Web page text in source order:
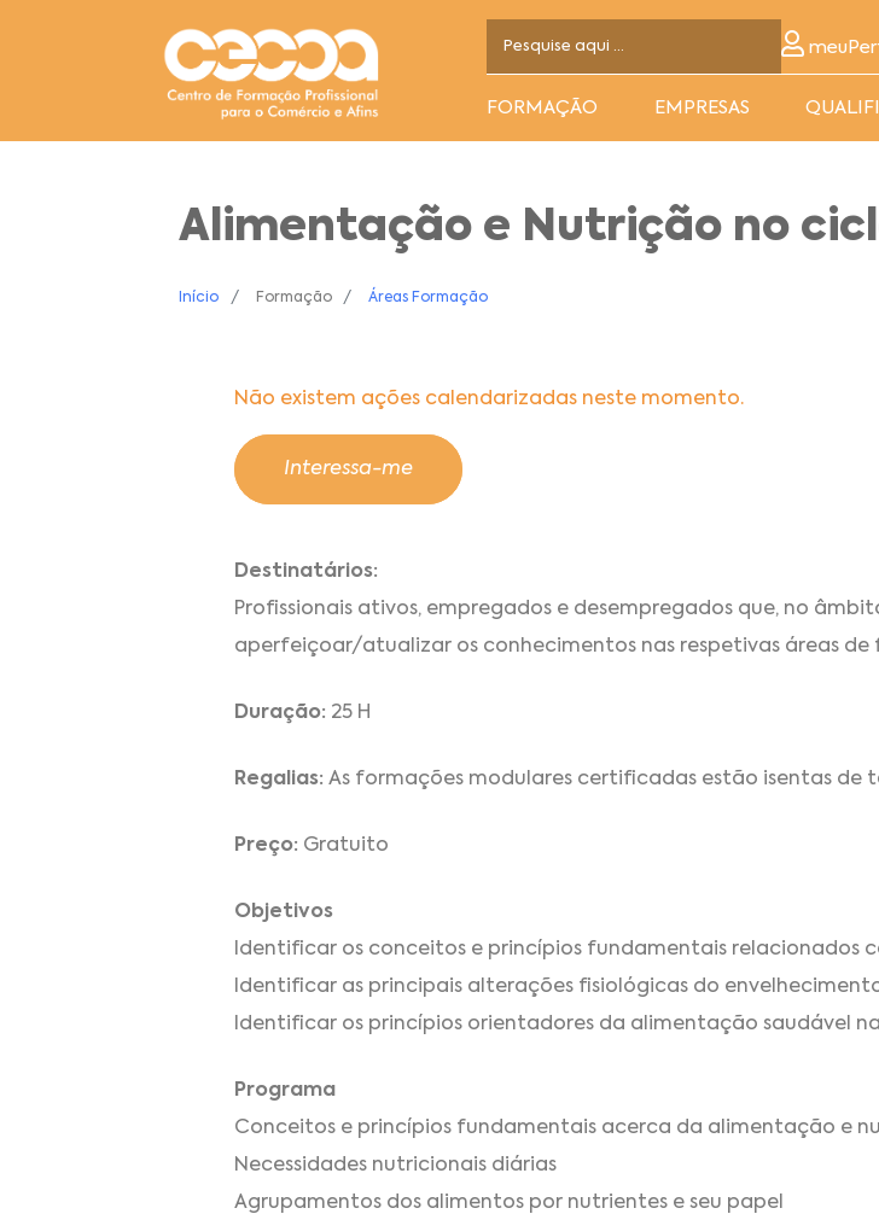
FORMAÇÃO EMPRESAS
Alimentação e Nutrição no
Início Formação Áreas Formação
Não existem ações calendarizadas neste momento.
Interessa-me
Destinatários:
Profissionais ativos, empregados e desempregados que, no
aperfeiçoar/atualizar os conhecimentos nas respetivas áreas de
Duração: 25 H
Regalias: As formações modulares certificadas estão isentas de
Preço: Gratuito
Objetivos
Identificar os conceitos e princípios fundamentais relacionados
Identificar as principais alterações fisiológicas do
Identificar os princípios orientadores da alimentação saudável
Programa
Conceitos e princípios fundamentais acerca da alimentação e
Necessidades nutricionais diárias
Agrupamentos dos alimentos por nutrientes e seu papel